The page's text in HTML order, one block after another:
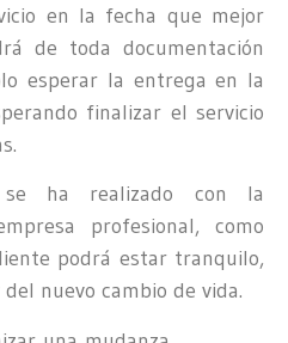
en la fecha que mejor
de toda documentación
esperar la entrega en la
finalizar el servicio
ha realizado con la
profesional, como
podrá estar tranquilo,
nuevo cambio de vida.